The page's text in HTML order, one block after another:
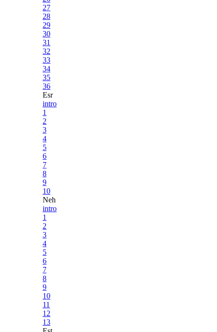
27
28
29
30
31
32
33
34
35
36
Esr
intro
1
2
3
4
5
6
7
8
9
10
Neh
intro
1
2
3
4
5
6
7
8
9
10
11
12
13